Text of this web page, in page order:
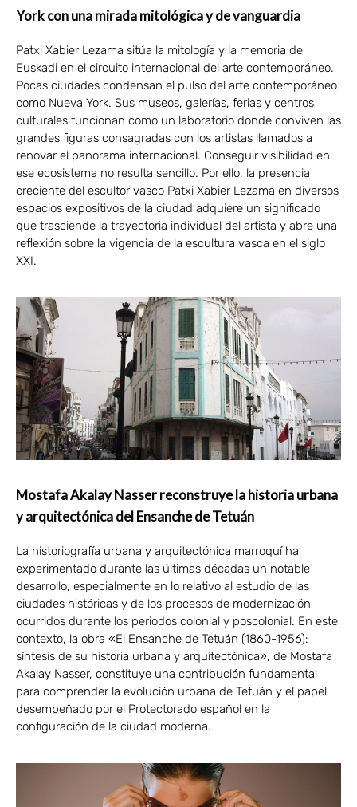
York con una mirada mitológica y de vanguardia
Patxi Xabier Lezama sitúa la mitología y la memoria de
Euskadi en el circuito internacional del arte contemporáneo.
Pocas ciudades condensan el pulso del arte contemporáneo
como Nueva York. Sus museos, galerías, ferias y centros
culturales funcionan como un laboratorio donde conviven las
grandes figuras consagradas con los artistas llamados a
renovar el panorama internacional. Conseguir visibilidad en
ese ecosistema no resulta sencillo. Por ello, la presencia
creciente del escultor vasco Patxi Xabier Lezama en diversos
espacios expositivos de la ciudad adquiere un significado
que trasciende la trayectoria individual del artista y abre una
reflexión sobre la vigencia de la escultura vasca en el siglo
XXI.
Mostafa Akalay Nasser reconstruye la historia urbana
y arquitectónica del Ensanche de Tetuán
La historiografía urbana y arquitectónica marroquí ha
experimentado durante las últimas décadas un notable
desarrollo, especialmente en lo relativo al estudio de las
ciudades históricas y de los procesos de modernización
ocurridos durante los periodos colonial y poscolonial. En este
contexto, la obra «El Ensanche de Tetuán (1860-1956):
síntesis de su historia urbana y arquitectónica», de Mostafa
Akalay Nasser, constituye una contribución fundamental
para comprender la evolución urbana de Tetuán y el papel
desempeñado por el Protectorado español en la
configuración de la ciudad moderna.